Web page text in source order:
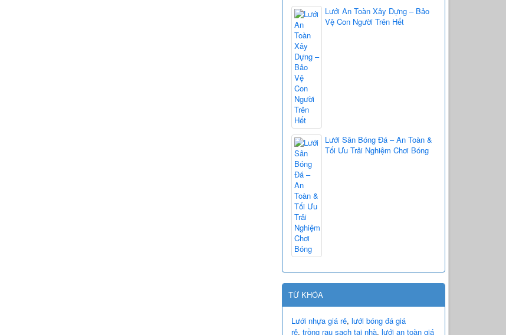
Lưới An Toàn Xây Dựng – Bảo
Vệ Con Người Trên Hết
Lưới Sân Bóng Đá – An Toàn &
Tối Ưu Trải Nghiệm Chơi Bóng
TỪ KHÓA
Lưới nhựa giá rẻ, lưới bóng đá giá
rẻ, trồng rau sạch tại nhà, lưới an toàn giá